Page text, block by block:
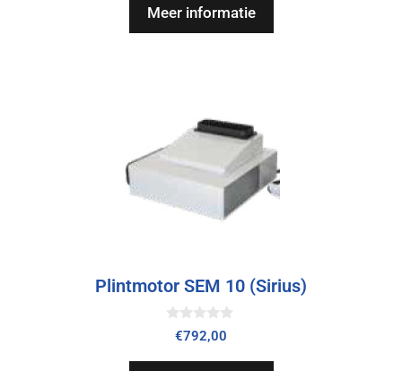
5
Meer informatie
Plintmotor SEM 10 (Sirius)
€792,00